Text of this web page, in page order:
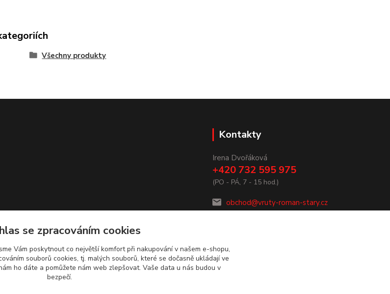
Všechny produkty
Kontakty
Irena Dvořáková
+420 732 595 975
(PO - PÁ, 7 - 15 hod.)
obchod@vruty-roman-stary.cz
se zpracováním cookies
Vám poskytnout co největší komfort při nakupování v našem e-shopu,
souborů cookies, tj. malých souborů, které se dočasně ukládají ve
ho dáte a pomůžete nám web zlepšovat. Vaše data u nás budou v
bezpečí.